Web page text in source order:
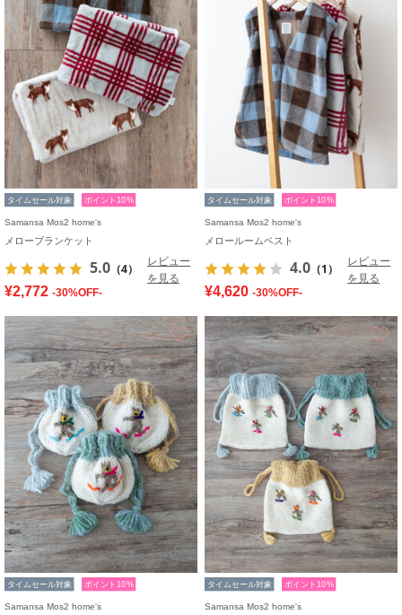
タイムセール対象 ポイント10%
Samansa Mos2 home's
メローブランケット
5.0 （4）
レビュー
を見る
¥2,772 -30%OFF-
タイムセール対象 ポイント10%
Samansa Mos2 home's
メロールームベスト
4.0 （1）
レビュー
を見る
¥4,620 -30%OFF-
お気に入り
タイムセール対象 ポイント10%
Samansa Mos2 home's
タイムセール対象 ポイント10%
Samansa Mos2 home's